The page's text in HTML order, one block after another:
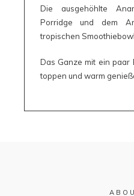
Die ausgehöhlte
Porridge und dem
tropischen Smoothiebowl
Das Ganze mit ein paar
toppen und warm